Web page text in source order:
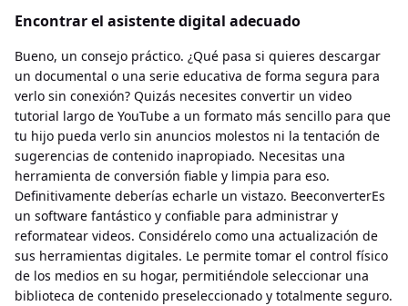
Encontrar el asistente digital adecuado
Bueno, un consejo práctico. ¿Qué pasa si quieres descargar
un documental o una serie educativa de forma segura para
verlo sin conexión? Quizás necesites convertir un video
tutorial largo de YouTube a un formato más sencillo para que
tu hijo pueda verlo sin anuncios molestos ni la tentación de
sugerencias de contenido inapropiado. Necesitas una
herramienta de conversión fiable y limpia para eso.
Definitivamente deberías echarle un vistazo. BeeconverterEs
un software fantástico y confiable para administrar y
reformatear videos. Considérelo como una actualización de
sus herramientas digitales. Le permite tomar el control físico
de los medios en su hogar, permitiéndole seleccionar una
biblioteca de contenido preseleccionado y totalmente seguro.